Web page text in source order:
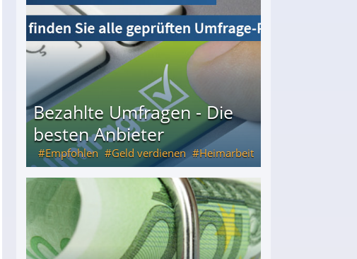
Bezahlte Umfragen - Die
besten Anbieter
Empfohlen Geld verdienen Heimarbeit